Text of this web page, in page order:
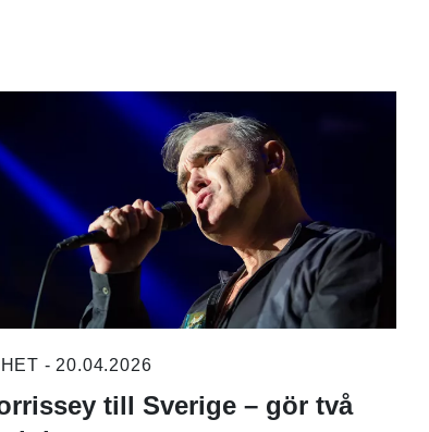
- 20.04.2026
till Sverige – gör två